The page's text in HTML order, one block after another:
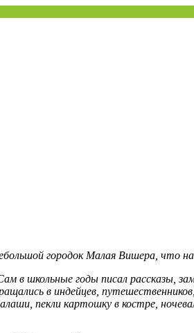
городок Малая Вишера, что на
школьные годы писал рассказы,
в индейцев,
пекли картошку в костре,